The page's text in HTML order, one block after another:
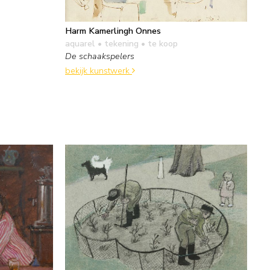
Harm Kamerlingh Onnes
aquarel • tekening • te koop
De schaakspelers
bekijk kunstwerk